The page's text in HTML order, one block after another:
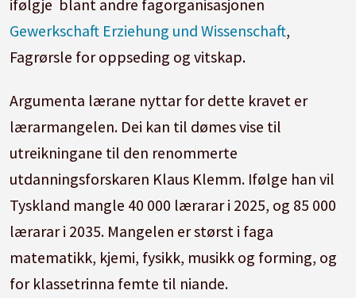
ifølgje blant andre fagorganisasjonen
Gewerkschaft Erziehung und Wissenschaft,
Fagrørsle for oppseding og vitskap.
Argumenta lærane nyttar for dette kravet er
lærarmangelen. Dei kan til dømes vise til
utreikningane til den renommerte
utdanningsforskaren Klaus Klemm. Ifølge han vil
Tyskland mangle 40 000 lærarar i 2025, og 85 000
lærarar i 2035. Mangelen er størst i faga
matematikk, kjemi, fysikk, musikk og forming, og
for klassetrinna femte til niande.